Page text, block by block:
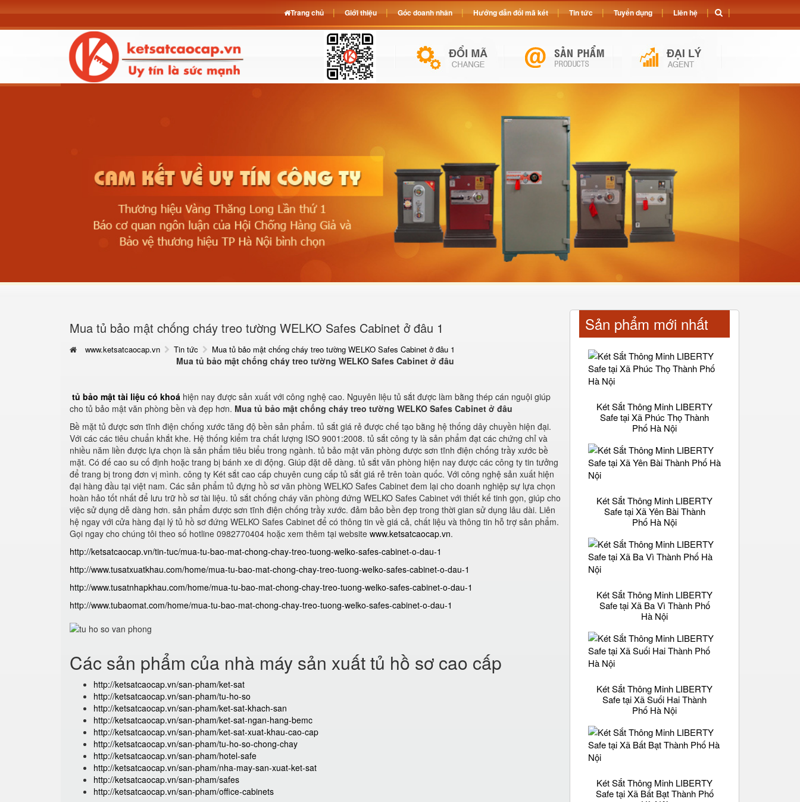
Mua tủ bảo mật chống cháy treo tường WELKO Safes Cabinet ở đâu 1
www.ketsatcaocap.vn Tin tức Mua tủ bảo mật chống cháy treo tường WELKO Safes Cabinet ở đâu 1
Mua tủ bảo mật chống cháy treo tường WELKO Safes Cabinet ở đâu
tủ bảo mật tài liệu có khoá hiện nay được sản xuất với công nghệ cao. Nguyên liệu tủ sắt được làm bằng thép cán nguội giúp
cho tủ bảo mật văn phòng bền và đẹp hơn. Mua tủ bảo mật chống cháy treo tường WELKO Safes Cabinet ở đâu
Bề mặt tủ được sơn tĩnh điện chống xước tăng độ bền sản phẩm. tủ sắt giá rẻ được chế tạo bằng hệ thống dây chuyền hiện đại.
Với các các tiêu chuẩn khắt khe. Hệ thống kiểm tra chất lượng ISO 9001:2008. tủ sắt công ty là sản phẩm đạt các chứng chỉ và
nhiều năm liền được lựa chọn là sản phẩm tiêu biểu trong ngành. tủ bảo mật văn phòng được sơn tĩnh điện chống trầy xước bề
mặt. Có đế cao su cố định hoặc trang bị bánh xe di động. Giúp đặt dễ dàng. tủ sắt văn phòng hiện nay được các công ty tin tưởng
để trang bị trong đơn vị mình. công ty Két sắt cao cấp chuyên cung cấp tủ sắt giá rẻ trên toàn quốc. Với công nghệ sản xuất hiện
đại hàng đầu tại việt nam. Các sản phẩm tủ đựng hồ sơ văn phòng WELKO Safes Cabinet đem lại cho doanh nghiệp sự lựa chọn
hoàn hảo tốt nhất để lưu trữ hồ sơ tài liệu. tủ sắt chống cháy văn phòng đứng WELKO Safes Cabinet với thiết kế tinh gọn, giúp cho
việc sử dụng dễ dàng hơn. sản phẩm được sơn tĩnh điện chống trầy xước. đảm bảo bền đẹp trong thời gian sử dụng lâu dài. Liên
hệ ngay với cửa hàng đại lý tủ hồ sơ đứng WELKO Safes Cabinet để có thông tin về giá cả, chất liệu và thông tin hỗ trợ sản phẩm.
Gọi ngay cho chúng tôi theo số hotline 0982770404 hoặc xem thêm tại website www.ketsatcaocap.vn.
http://ketsatcaocap.vn/tin-tuc/mua-tu-bao-mat-chong-chay-treo-tuong-welko-safes-cabinet-o-dau-1
http://www.tusatxuatkhau.com/home/mua-tu-bao-mat-chong-chay-treo-tuong-welko-safes-cabinet-o-dau-1
http://www.tusatnhapkhau.com/home/mua-tu-bao-mat-chong-chay-treo-tuong-welko-safes-cabinet-o-dau-1
http://www.tubaomat.com/home/mua-tu-bao-mat-chong-chay-treo-tuong-welko-safes-cabinet-o-dau-1
Các sản phẩm của nhà máy sản xuất tủ hồ sơ cao cấp
http://ketsatcaocap.vn/san-pham/ket-sat
http://ketsatcaocap.vn/san-pham/tu-ho-so
http://ketsatcaocap.vn/san-pham/ket-sat-khach-san
http://ketsatcaocap.vn/san-pham/ket-sat-ngan-hang-bemc
http://ketsatcaocap.vn/san-pham/ket-sat-xuat-khau-cao-cap
http://ketsatcaocap.vn/san-pham/tu-ho-so-chong-chay
http://ketsatcaocap.vn/san-pham/hotel-safe
http://ketsatcaocap.vn/san-pham/nha-may-san-xuat-ket-sat
http://ketsatcaocap.vn/san-pham/safes
http://ketsatcaocap.vn/san-pham/office-cabinets
Sản phẩm mới nhất
Két Sắt Thông Minh LIBERTY
Safe tại Xã Phúc Thọ Thành
Phố Hà Nội
Két Sắt Thông Minh LIBERTY
Safe tại Xã Yên Bài Thành
Phố Hà Nội
Két Sắt Thông Minh LIBERTY
Safe tại Xã Ba Vì Thành Phố
Hà Nội
Két Sắt Thông Minh LIBERTY
Safe tại Xã Suối Hai Thành
Phố Hà Nội
Két Sắt Thông Minh LIBERTY
Safe tại Xã Bất Bạt Thành Phố
Trang chủ Giới thiệu Góc doanh nhân Hướng dẫn đổi mã két Tin tức Tuyển dụng Liên hệ